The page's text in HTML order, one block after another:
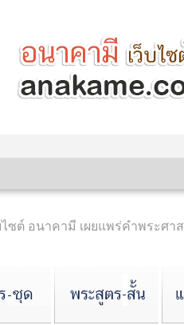
ไซต์ อนาคามี เผยแพร่คำพระศ